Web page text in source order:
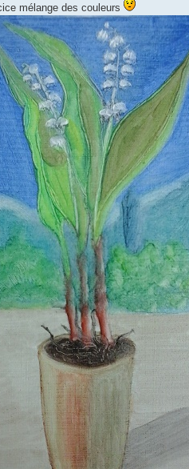
mélange des couleurs